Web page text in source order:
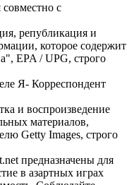
совместно с
републикация и
которое содержит
EPA / UPG, строго
Я- Корреспондент
и воспроизведение
материалов,
Getty Images, строго
предназначены для
в азартных играх